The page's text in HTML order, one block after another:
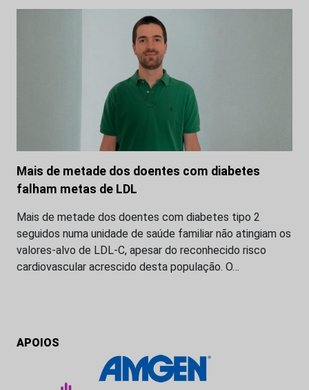
Mais de metade dos doentes com diabetes
falham metas de LDL
Mais de metade dos doentes com diabetes tipo 2
seguidos numa unidade de saúde familiar não atingiam os
valores-alvo de LDL-C, apesar do reconhecido risco
cardiovascular acrescido desta população. O…
APOIOS